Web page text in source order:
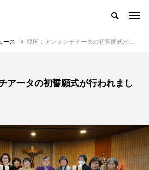
ース 韓国：アンヌンチアータの初誓願式が行われました
アータの初誓願式が行われまし